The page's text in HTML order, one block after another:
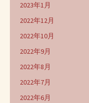
2023年1月
2022年12月
2022年10月
2022年9月
2022年8月
2022年7月
2022年6月